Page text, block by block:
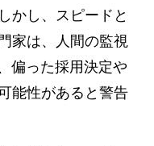
かし、スピードと
家は、人間の監視
偏った採用決定や
能性があると警告